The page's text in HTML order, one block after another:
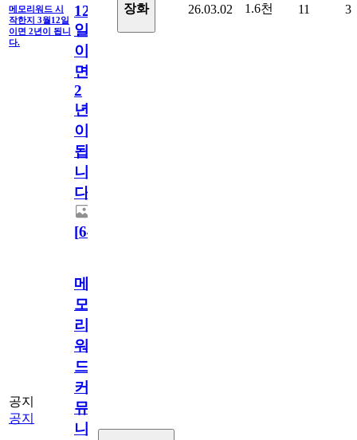
메모리워드 시
작한지 3월12일
이면 2년이 됩니
다.
12
일
이
면
2
년
이
됩
니
다.
[64
장화 26.03.02 1.6천 11 3
공지
공지
메
모
리
워
드
커
뮤
니